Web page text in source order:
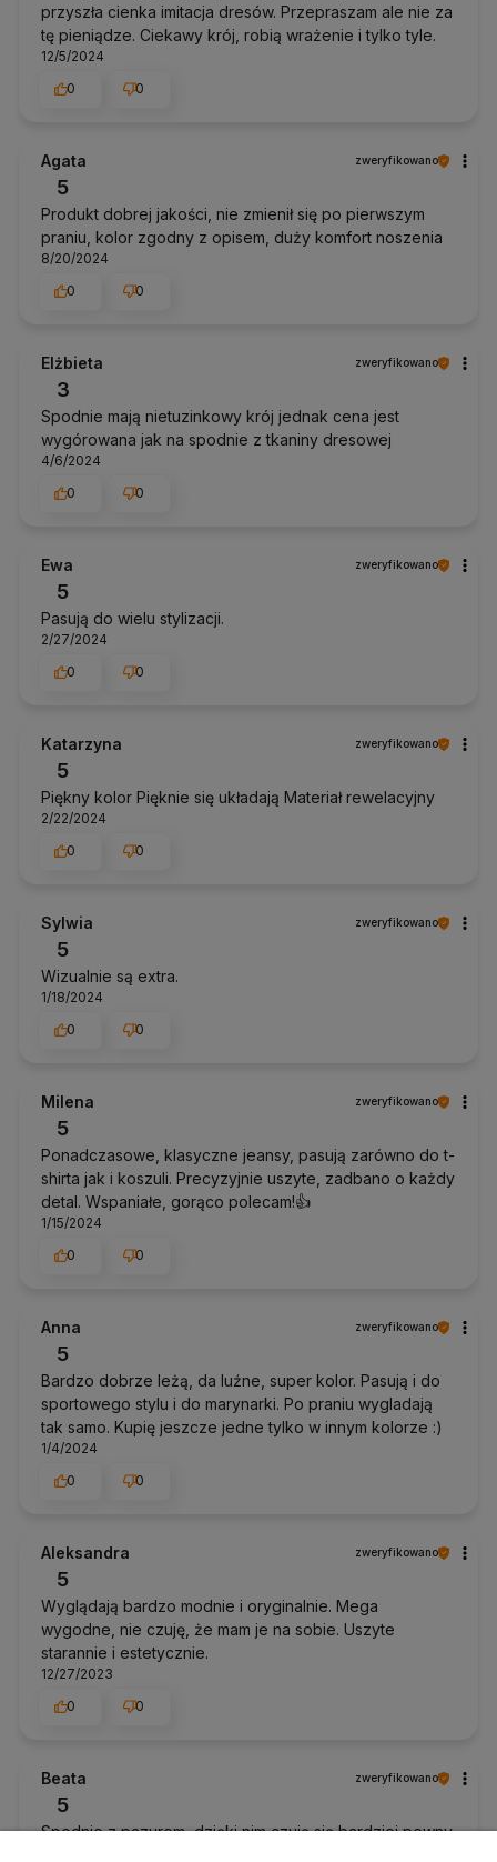
przyszła cienka imitacja dresów. Przepraszam ale nie za
tę pieniądze. Ciekawy krój, robią wrażenie i tylko tyle.
12/5/2024
0
0
Agata zweryfikowano
5
Produkt dobrej jakości, nie zmienił się po pierwszym
praniu, kolor zgodny z opisem, duży komfort noszenia
8/20/2024
0
0
Elżbieta zweryfikowano
3
Spodnie mają nietuzinkowy krój jednak cena jest
wygórowana jak na spodnie z tkaniny dresowej
4/6/2024
0
0
Ewa zweryfikowano
5
Pasują do wielu stylizacji.
2/27/2024
0
0
Katarzyna zweryfikowano
5
Piękny kolor Pięknie się układają Materiał rewelacyjny
2/22/2024
0
0
Sylwia zweryfikowano
5
Wizualnie są extra.
1/18/2024
0
0
Milena zweryfikowano
5
Ponadczasowe, klasyczne jeansy, pasują zarówno do t-
shirta jak i koszuli. Precyzyjnie uszyte, zadbano o każdy
detal. Wspaniałe, gorąco polecam!👍
1/15/2024
0
0
Anna zweryfikowano
5
Bardzo dobrze leżą, da luźne, super kolor. Pasują i do
sportowego stylu i do marynarki. Po praniu wygladają
tak samo. Kupię jeszcze jedne tylko w innym kolorze :)
1/4/2024
0
0
Aleksandra zweryfikowano
5
Wyglądają bardzo modnie i oryginalnie. Mega
wygodne, nie czuję, że mam je na sobie. Uszyte
starannie i estetycznie.
12/27/2023
0
0
Beata zweryfikowano
5
Spodnie z pazurem, dzięki nim czuję się bardziej pewny